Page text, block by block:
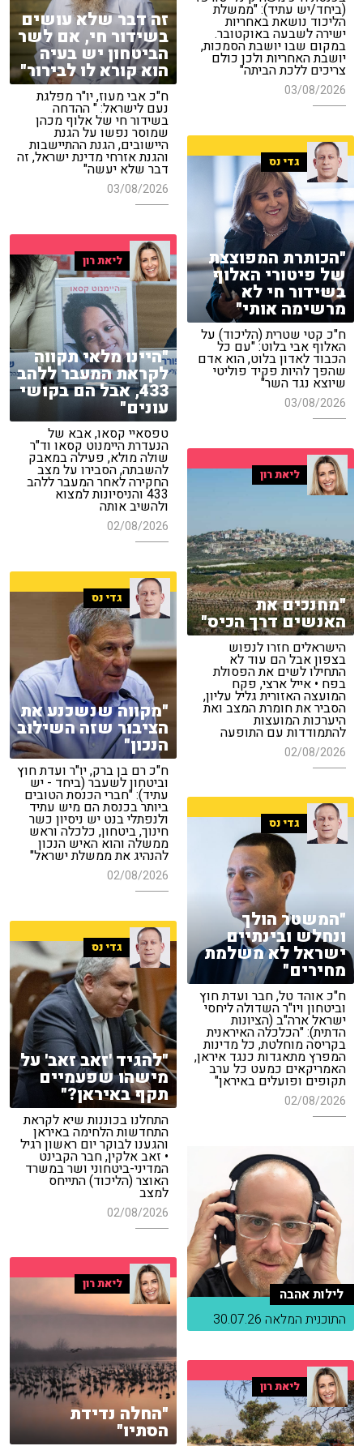
(ביחד/יש עתיד): "ממשלת
הליכוד נושאת באחריות
ישירה לשבעה באוקטובר.
במקום שבו יושבת הסמכות,
יושבת האחריות ולכן כולם
צריכים ללכת הביתה"
03/08/2026
זה דבר שלא עושים
בשידור חי, אם לשר
הביטחון יש בעיה
הוא קורא לו לבירור"
ח"כ אבי מעוז, יו"ר מפלגת
נעם לישראל: " ההדחה
בשידור חי של אלוף מכהן
שמוסר נפשו על הגנת
היישובים, הגנת ההתיישבות
והגנת אזרחי מדינת ישראל, זה
דבר שלא יעשה"
03/08/2026
גדי נס
"הכותרת המפוצצת
של פיטורי האלוף
בשידור חי לא
מרשימה אותי"
ח"כ קטי שטרית (הליכוד) על
האלוף אבי בלוט: "עם כל
הכבוד לאדון בלוט, הוא אדם
שהפך להיות פקיד פוליטי
שיוצא נגד השר"
03/08/2026
ליאת רון
"היינו מלאי תקווה
לקראת המעבר ללהב
433, אבל הם בקושי
עונים"
טפסאיי קסאו, אבא של
הנעדרת היימנוט קסאו וד"ר
שולה מולא, פעילה במאבק
להשבתה, הסבירו על מצב
החקירה לאחר המעבר ללהב
433 והניסיונות למצוא
ולהשיב אותה
02/08/2026
ליאת רון
"מחנכים את
האנשים דרך הכיס"
הישראלים חזרו לנפוש
בצפון אבל הם עוד לא
התחילו לשים את הפסולת
בפח • אייל ארצי, פקח
המועצה האזורית גליל עליון,
הסביר את חומרת המצב ואת
היערכות המועצות
להתמודדות עם התופעה
02/08/2026
גדי נס
"מקווה שנשכנע את
הציבור שזה השילוב
הנכון"
ח"כ רם בן ברק, יו"ר ועדת חוץ
וביטחון לשעבר (ביחד - יש
עתיד): "חברי הכנסת הטובים
ביותר בכנסת הם מיש עתיד
ולנפתלי בנט יש ניסיון כשר
חינוך, ביטחון, כלכלה וראש
ממשלה והוא האיש הנכון
להנהיג את ממשלת ישראל"
02/08/2026
גדי נס
"המשטר הולך
ונחלש ובינתיים
ישראל לא משלמת
מחירים"
ח"כ אוהד טל, חבר ועדת חוץ
וביטחון ויו"ר השדולה ליחסי
ישראל ארה"ב (הציונות
הדתית): "הכלכלה האיראנית
בקריסה מוחלטת, כל מדינות
המפרץ מתאגדות כנגד איראן,
האמריקאים כמעט כל ערב
תקופים ופועלים באיראן"
02/08/2026
גדי נס
"להגיד 'זאב זאב' על
מישהו שפעמיים
תקף באיראן?"
התחלנו בכוננות שיא לקראת
התחדשות הלחימה באיראן
והגענו לבוקר יום ראשון רגיל
• זאב אלקין, חבר הקבינט
המדיני-ביטחוני ושר במשרד
האוצר (הליכוד) התייחס
למצב
02/08/2026
לילות אהבה
התוכנית המלאה 30.07.26
ליאת רון
"החלה נדידת
הסתיו"
ליאת רון